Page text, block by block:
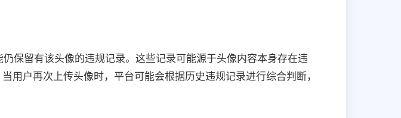
保留有该头像的违规记录。这些记录可能源于头像内容本身存在违
用户再次上传头像时，平台可能会根据历史违规记录进行综合判断，